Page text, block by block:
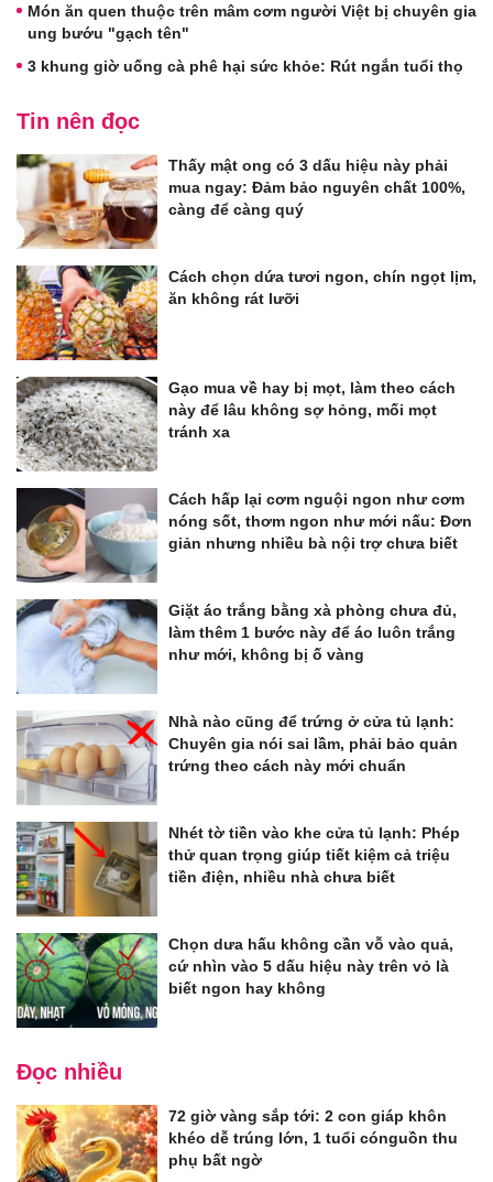
Món ăn quen thuộc trên mâm cơm người Việt bị chuyên gia
ung bướu "gạch tên"
3 khung giờ uống cà phê hại sức khỏe: Rút ngắn tuổi thọ
Tin nên đọc
Thấy mật ong có 3 dấu hiệu này phải
mua ngay: Đảm bảo nguyên chất 100%,
càng để càng quý
Cách chọn dứa tươi ngon, chín ngọt lịm,
ăn không rát lưỡi
Gạo mua về hay bị mọt, làm theo cách
này để lâu không sợ hỏng, mối mọt
tránh xa
Cách hấp lại cơm nguội ngon như cơm
nóng sốt, thơm ngon như mới nấu: Đơn
giản nhưng nhiều bà nội trợ chưa biết
Giặt áo trắng bằng xà phòng chưa đủ,
làm thêm 1 bước này để áo luôn trắng
như mới, không bị ố vàng
Nhà nào cũng để trứng ở cửa tủ lạnh:
Chuyên gia nói sai lầm, phải bảo quản
trứng theo cách này mới chuẩn
Nhét tờ tiền vào khe cửa tủ lạnh: Phép
thử quan trọng giúp tiết kiệm cả triệu
tiền điện, nhiều nhà chưa biết
Chọn dưa hấu không cần vỗ vào quả,
cứ nhìn vào 5 dấu hiệu này trên vỏ là
biết ngon hay không
Đọc nhiều
72 giờ vàng sắp tới: 2 con giáp khôn
khéo dễ trúng lớn, 1 tuổi cónguồn thu
phụ bất ngờ